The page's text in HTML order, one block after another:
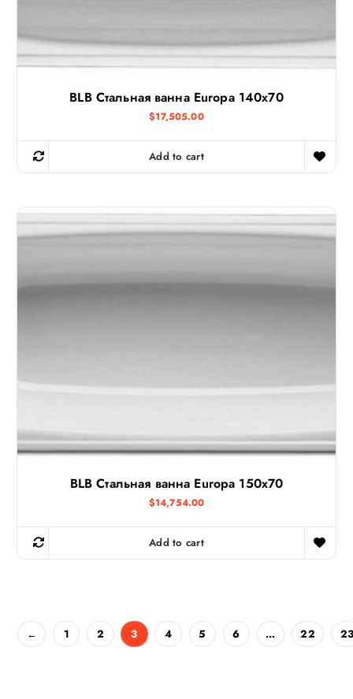
BLB Стальная ванна Europa 140х70
$17,505.00
Add to cart
BLB Стальная ванна Europa 150х70
$14,754.00
Add to cart
← 1 2 3 4 5 6 … 22 23